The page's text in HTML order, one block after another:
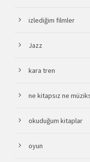
izlediğim filmler
Jazz
kara tren
ne kitapsız ne
okuduğum kitaplar
oyun